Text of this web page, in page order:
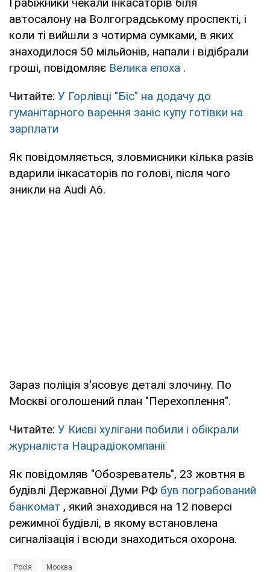
автосалону на Волгоградському проспекті, і
коли ті вийшли з чотирма сумками, в яких
знаходилося 50 мільйонів, напали і відібрали
гроші, повідомляє Велика епоха .
Читайте: У Горлівці "Біс" на додачу до
гуманітарного варення заніс купу готівки на
зарплати
Як повідомляється, зловмисники кілька разів
вдарили інкасаторів по голові, після чого
зникли на Audi A6.
Зараз поліція з'ясовує деталі злочину. По
Москві оголошений план "Перехоплення".
Читайте: У Києві хулігани побили і обікрали
журналіста Нацрадіокомпанії
Як повідомляв "Обозреватель", 23 жовтня в
будівлі Державної Думи РФ був пограбований
банкомат , який знаходився на 12 поверсі
режимної будівлі, в якому встановлена
сигналізація і всюди знаходиться охорона.
Росія Москва